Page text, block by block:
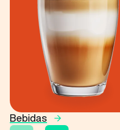
Bebidas